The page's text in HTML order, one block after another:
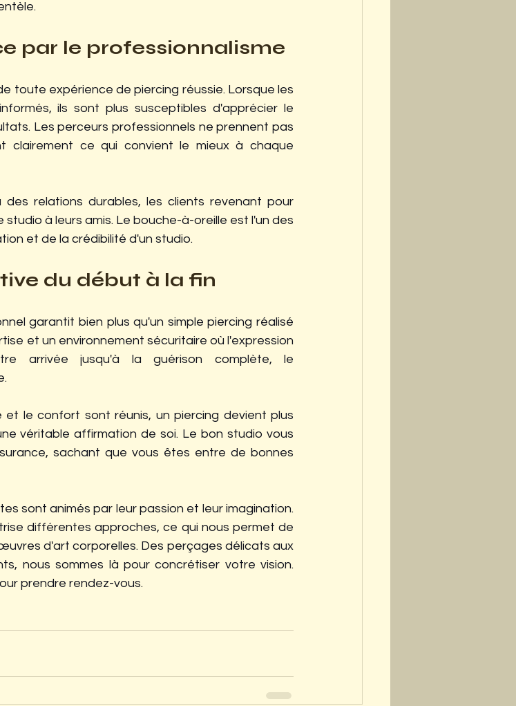
par le professionnalisme
toute expérience de piercing réussie. Lorsque les
ils sont plus susceptibles d'apprécier le
Les perceurs professionnels ne prennent pas
clairement ce qui convient le mieux à chaque
relations durables, les clients revenant pour
à leurs amis. Le bouche-à-oreille est l'un des
et de la crédibilité d'un studio.
du début à la fin
garantit bien plus qu'un simple piercing réalisé
et un environnement sécuritaire où l'expression
arrivée jusqu'à la guérison complète, le
et le confort sont réunis, un piercing devient plus
véritable affirmation de soi. Le bon studio vous
sachant que vous êtes entre de bonnes
sont animés par leur passion et leur imagination.
différentes approches, ce qui nous permet de
d'art corporelles. Des perçages ​​délicats aux
nous sommes là pour concrétiser votre vision.
prendre rendez-vous.